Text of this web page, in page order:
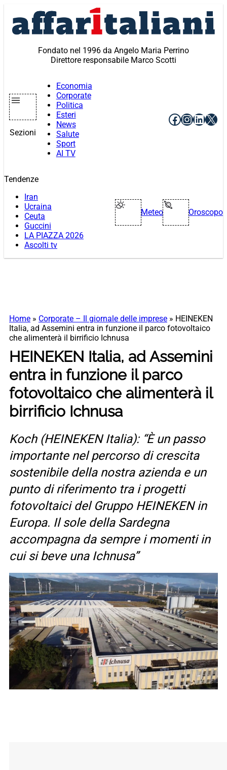
contenuto
Fondato nel 1996 da Angelo Maria Perrino
Direttore responsabile Marco Scotti
Sezioni
Economia
Corporate
Politica
Esteri
News
Salute
Sport
AI TV
Facebook
X
Tendenze
Iran
Ucraina
Ceuta
Guccini
LA PIAZZA 2026
Ascolti tv
Meteo Oroscopo
Home » Corporate – Il giornale delle imprese » HEINEKEN
Italia, ad Assemini entra in funzione il parco fotovoltaico
che alimenterà il birrificio Ichnusa
HEINEKEN Italia, ad Assemini
entra in funzione il parco
fotovoltaico che alimenterà il
birrificio Ichnusa
Koch (HEINEKEN Italia): “È un passo
importante nel percorso di crescita
sostenibile della nostra azienda e un
punto di riferimento tra i progetti
fotovoltaici del Gruppo HEINEKEN in
Europa. Il sole della Sardegna
accompagna da sempre i momenti in
cui si beve una Ichnusa”